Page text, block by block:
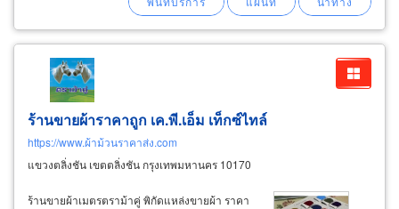
ร้านขายผ้าราคาถูก เค.พี.เอ็ม เท็กซ์ไทล์
https://www.ผ้าม้วนราคาส่ง.com
แขวงตลิ่งชัน เขตตลิ่งชัน กรุงเทพมหานคร 10170
ร้านขายผ้าเมตรตราม้าคู่ พิกัดแหล่งขายผ้า ราคา